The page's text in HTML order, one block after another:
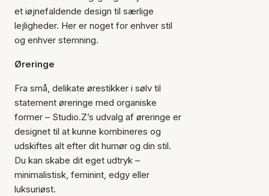
et iøjnefaldende design til særlige
lejligheder. Her er noget for enhver stil
og enhver stemning.
Øreringe
Fra små, delikate ørestikker i sølv til
statement øreringe med organiske
former – Studio.Z’s udvalg af øreringe er
designet til at kunne kombineres og
udskiftes alt efter dit humør og din stil.
Du kan skabe dit eget udtryk –
minimalistisk, feminint, edgy eller
luksuriøst.